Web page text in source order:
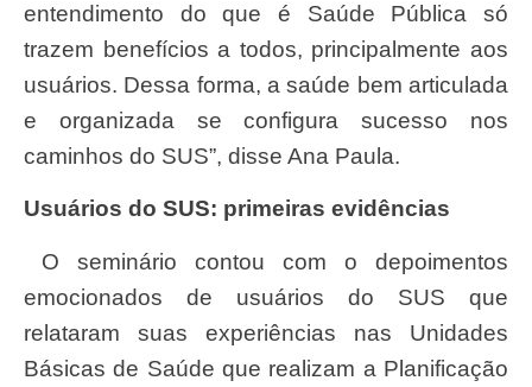
entendimento do que é Saúde Pública só
trazem benefícios a todos, principalmente aos
usuários. Dessa forma, a saúde bem articulada
e organizada se configura sucesso nos
caminhos do SUS”, disse Ana Paula.
Usuários do SUS: primeiras evidências
O seminário contou com o depoimentos
emocionados de usuários do SUS que
relataram suas experiências nas Unidades
Básicas de Saúde que realizam a Planificação